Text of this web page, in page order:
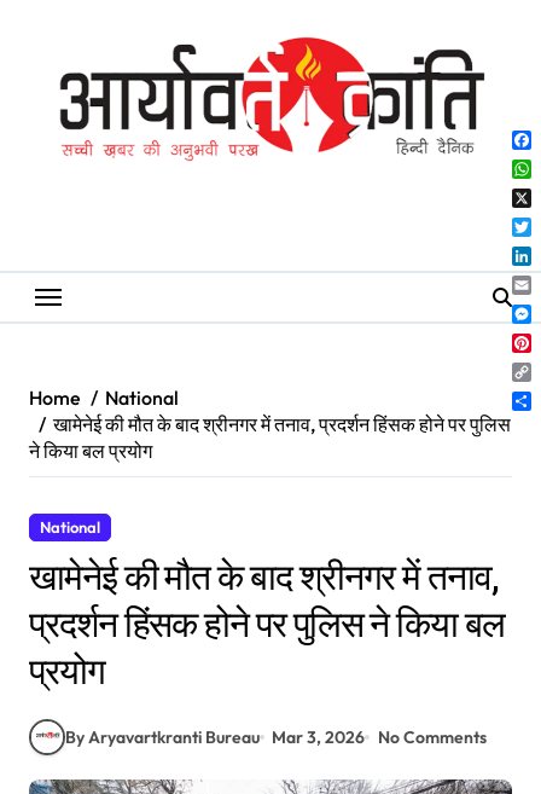
Home
National
खामेनेई की मौत के बाद श्रीनगर में तनाव, प्रदर्शन हिंसक होने पर पुलिस
ने किया बल प्रयोग
National
खामेनेई की मौत के बाद श्रीनगर में तनाव,
प्रदर्शन हिंसक होने पर पुलिस ने किया बल
प्रयोग
By Aryavartkranti Bureau Mar 3, 2026 No Comments
X